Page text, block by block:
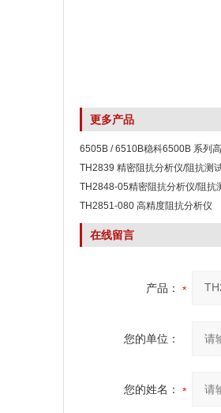
更多产品
6505B / 6510B稳科6500B 系列
仪
TH2839 精密阻抗分析仪/阻抗测
TH2848-05精密阻抗分析仪/阻抗
TH2851-080 高精度阻抗分析仪
在线留言
产品：
您的单位：
您的姓名：